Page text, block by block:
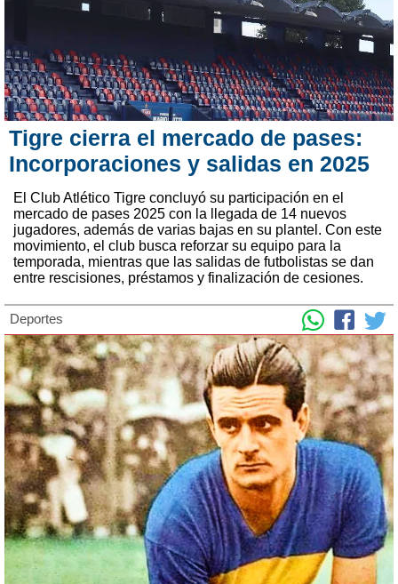
Tigre cierra el mercado de pases:
Incorporaciones y salidas en 2025
El Club Atlético Tigre concluyó su participación en el
mercado de pases 2025 con la llegada de 14 nuevos
jugadores, además de varias bajas en su plantel. Con este
movimiento, el club busca reforzar su equipo para la
temporada, mientras que las salidas de futbolistas se dan
entre rescisiones, préstamos y finalización de cesiones.
Deportes